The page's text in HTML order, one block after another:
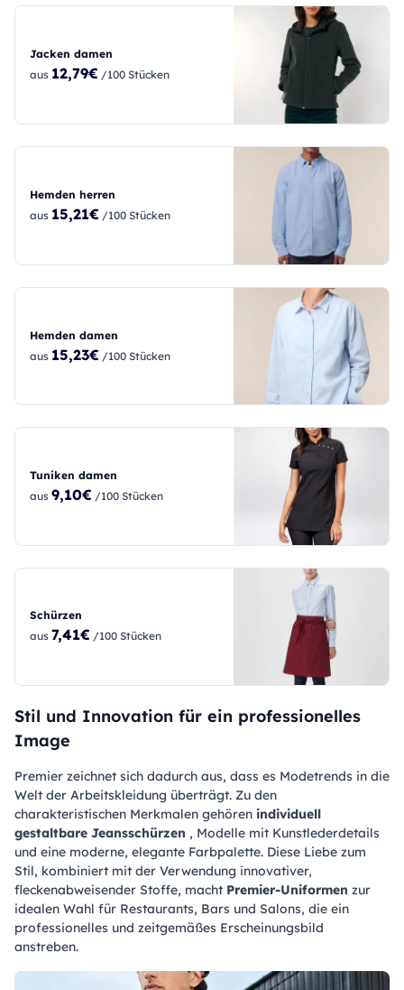
Jacken damen
aus 12,79€ /100 Stücken
Hemden herren
aus 15,21€ /100 Stücken
Hemden damen
aus 15,23€ /100 Stücken
Tuniken damen
aus 9,10€ /100 Stücken
Schürzen
aus 7,41€ /100 Stücken
Stil und Innovation für ein professionelles
Image
Premier zeichnet sich dadurch aus, dass es Modetrends in die
Welt der Arbeitskleidung überträgt. Zu den
charakteristischen Merkmalen gehören individuell
gestaltbare Jeansschürzen , Modelle mit Kunstlederdetails
und eine moderne, elegante Farbpalette. Diese Liebe zum
Stil, kombiniert mit der Verwendung innovativer,
fleckenabweisender Stoffe, macht Premier-Uniformen zur
idealen Wahl für Restaurants, Bars und Salons, die ein
professionelles und zeitgemäßes Erscheinungsbild
anstreben.